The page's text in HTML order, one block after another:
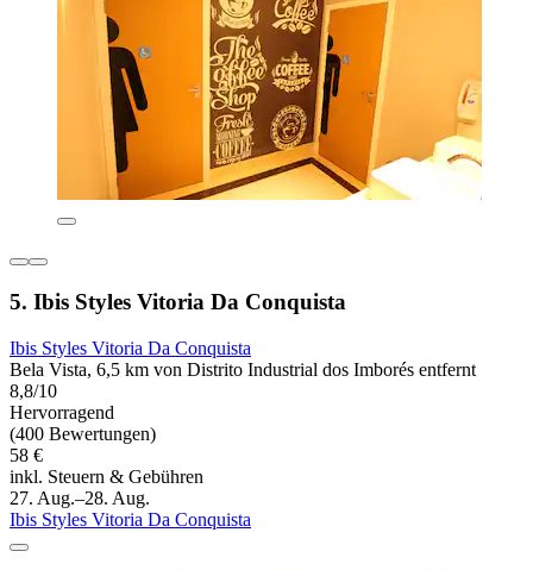
5. Ibis Styles Vitoria Da Conquista
Ibis Styles Vitoria Da Conquista
Bela Vista, 6,5 km von Distrito Industrial dos Imborés entfernt
8,8/10
Hervorragend
(400 Bewertungen)
58 €
inkl. Steuern & Gebühren
27. Aug.–28. Aug.
Ibis Styles Vitoria Da Conquista